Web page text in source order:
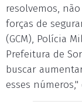
resolvemos,
forças de
(GCM), Polícia
Prefeitura de
buscar
esses números,"